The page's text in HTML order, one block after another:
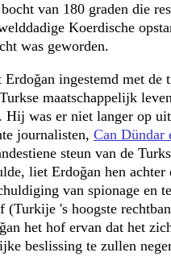
van 180 graden die
Koerdische
was geworden.
ingestemd met de
maatschappelijk
Hij was er niet langer op
journalisten, Can Dündar
steun van de
liet Erdoğan hen
van spionage en
's hoogste
het hof ervan dat het
beslissing te zullen